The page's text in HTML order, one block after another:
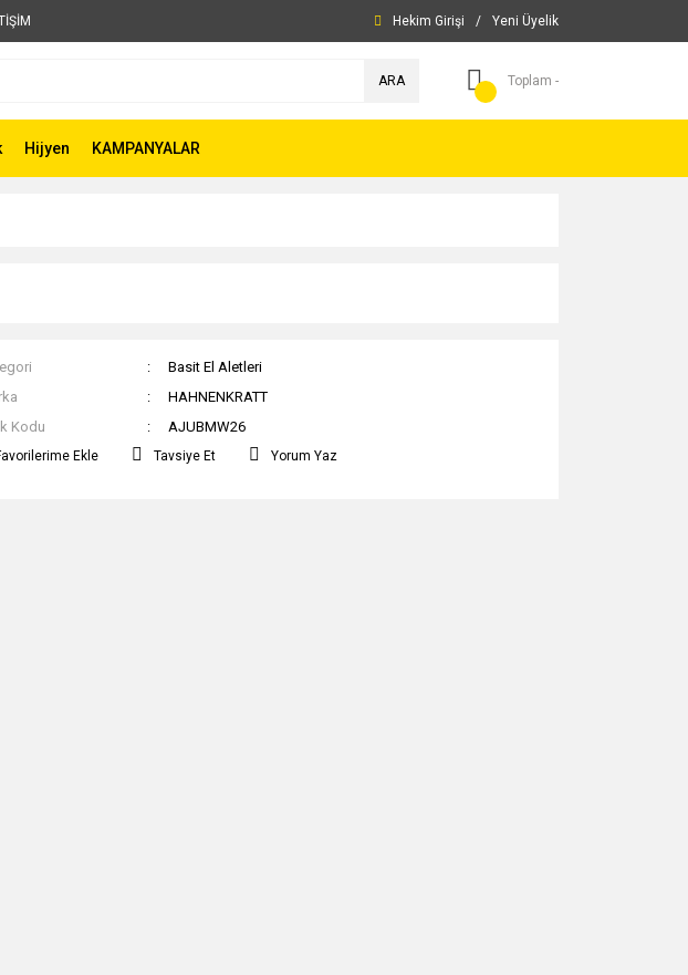
Hekim Girişi / Yeni Üyelik
ARA Toplam -
Hijyen KAMPANYALAR
Basit El Aletleri
HAHNENKRATT
Kodu
AJUBMW26
Tavsiye Et Yorum Yaz